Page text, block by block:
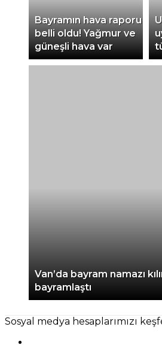
Bayramın hava raporu
belli oldu! Yağmur ve
güneşli hava var
Van’da bayram namazı
bayramlaştı
Sosyal medya hesaplarımızı